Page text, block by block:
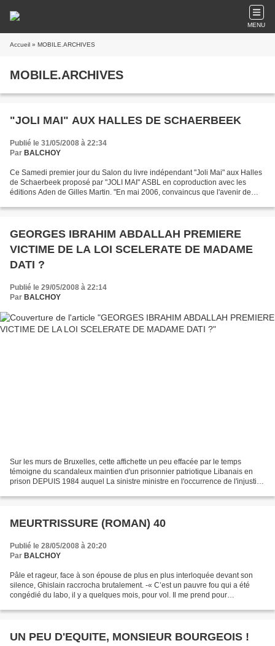
MENU
Accueil » MOBILE.ARCHIVES
MOBILE.ARCHIVES
"JOLI MAI" AUX HALLES DE SCHAERBEEK
Publié le 31/05/2008 à 22:34
Par BALCHOY
Ce Samedi premier jour du Salon du livre indépendant "Joli Mai" aux Halles
de Schaerbeek proposé par "JOLI MAI" ASBL en coproduction avec les
éditions Aden de Gilles Martin. "En mai 2006, convaincus que l'avenir de
GEORGES IBRAHIM ABDALLAH PREMIERE
VICTIME DE LA LOI SCELERATE DE MADAME
DATI ?
Publié le 29/05/2008 à 22:14
Par BALCHOY
Sur les murs de Bruxelles, cette affichette un peu effacée par le temps
témoigne du scandaleux maintien d'un prisonnier patriotique Libanais en
prison DEPUIS 1984 auquel La sinistre ministre en l'occurrence de l'injustice
MEURTRISSURE (ROMAN) 40
Publié le 28/05/2008 à 20:20
Par BALCHOY
Pâle et rageur, face à son épouse de plus en plus interloquée devant son
silence, Ghislain raccrocha brutalement. -« C’est un pauvre fou qui a été
congédié du labo, il y a quelques mois, pour vol. Il me prend pour
UN PEU D'EQUITE, MONSIEUR BOURGEOIS !